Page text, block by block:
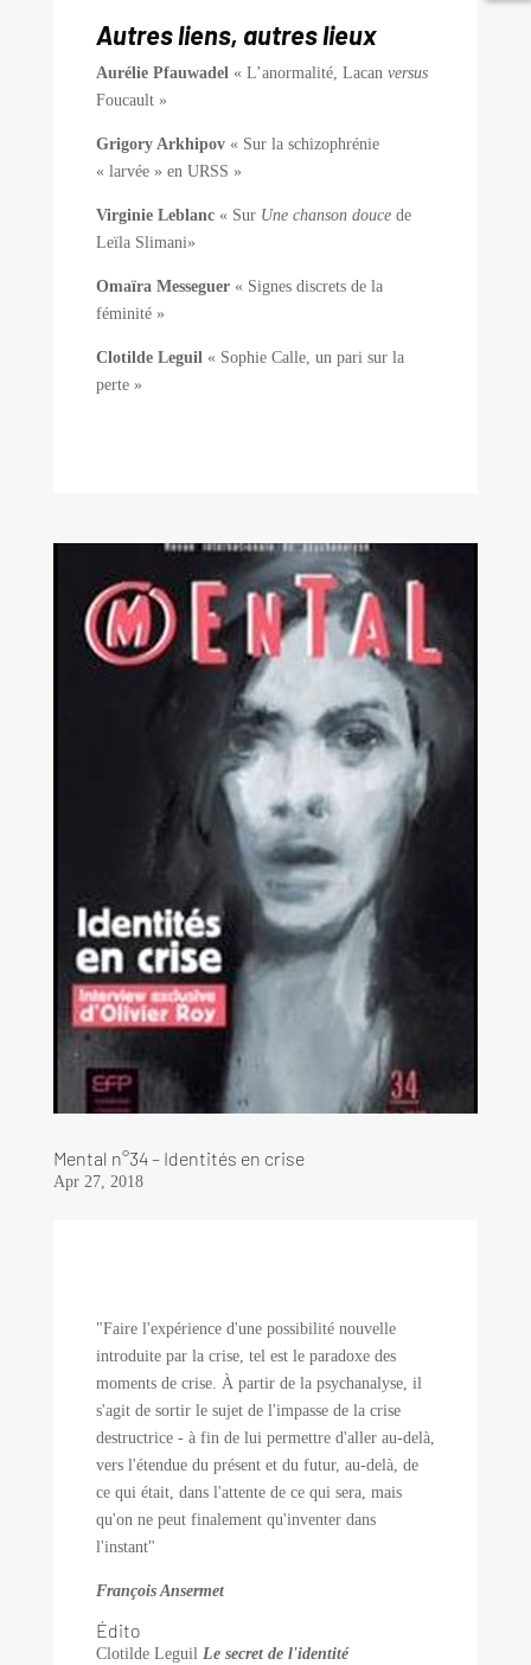
Autres liens, autres lieux
Aurélie Pfauwadel« L’anormalité, Lacan versus
Foucault »
Grigory Arkhipov« Sur la schizophrénie
« larvée » en URSS »
Virginie Leblanc« Sur Une chanson doucede
Leïla Slimani»
Omaïra Messeguer« Signes discrets de la
féminité »
Clotilde Leguil« Sophie Calle, un pari sur la
perte »
Mental n°34 – Identités en crise
Apr 27, 2018
"Faire l'expérience d'une possibilité nouvelle
introduite par la crise, tel est le paradoxe des
moments de crise. À partir de la psychanalyse, il
s'agit de sortir le sujet de l'impasse de la crise
destructrice - à fin de lui permettre d'aller au-delà,
vers l'étendue du présent et du futur, au-delà, de
ce qui était, dans l'attente de ce qui sera, mais
qu'on ne peut finalement qu'inventer dans
l'instant"
François Ansermet
Édito
Clotilde Leguil Le secret de l'identité